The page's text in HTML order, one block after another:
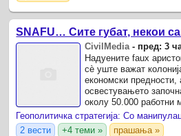
SNAFU… Сите губат, некои
CivilMedia - пред: 3
Надуените faux
сѐ уште важат
економски
освестувањето
околу 50.000 работни
маса се уште
фабрики; BMW ...
2 вести
+4 теми » прашања »